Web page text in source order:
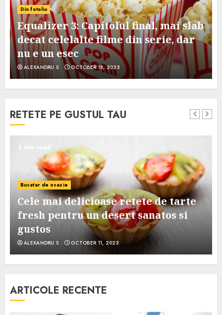
Din fotoliu
Equalizer 3: Capitolul final, mai slab
decat celelalte filme din serie, dar
nu e un esec
ALEXANDRU S. OCTOBER 18, 2023
RETETE PE GUSTUL TAU
4 min read
Bucatar de ocazie
Cele mai delicioase retete de tarte
fresh pentru un desert sanatos si
gustos
ALEXANDRU S. OCTOBER 11, 2023
ARTICOLE RECENTE